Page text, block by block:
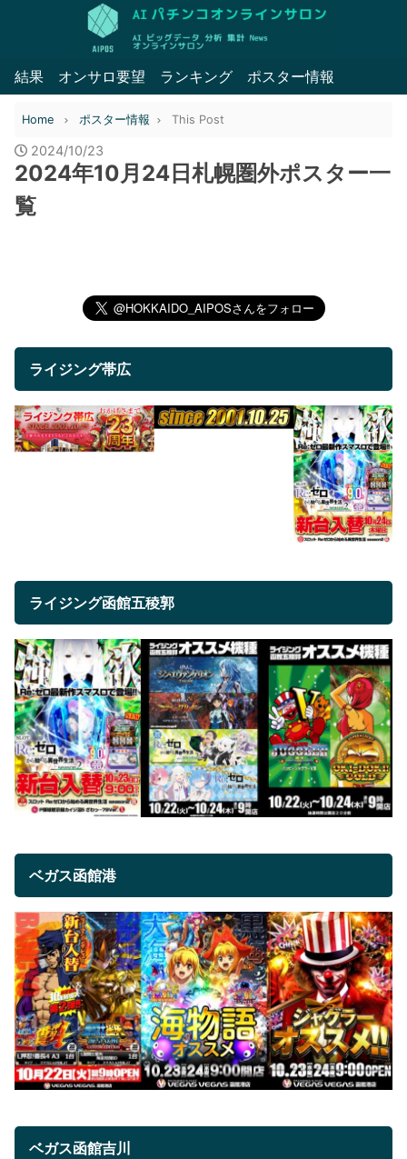
結果 オンサロ要望 ランキング ポスター情報
Home ポスター情報 This Post
2024/10/23
2024年10月24日札幌圏外ポスター一
覧
ライジング帯広
ライジング函館五稜郭
ベガス函館港
ベガス函館吉川